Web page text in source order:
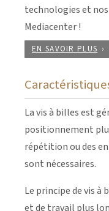
technologies et
Mediacenter !
EN SAVOIR PLUS
La vis à billes est
positionnement
répétition ou des
sont nécessaires.
Le principe de vis à
et de travail plus